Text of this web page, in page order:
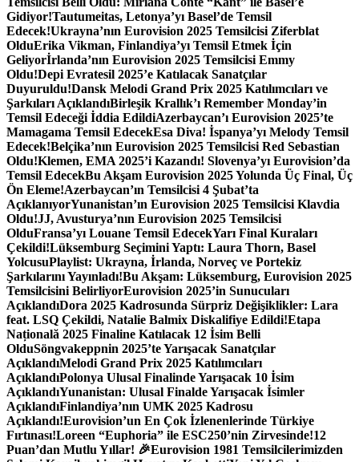
Gidiyor!Tautumeitas, Letonya’yı Basel’de Temsil
Edecek!Ukrayna’nın Eurovision 2025 Temsilcisi Ziferblat
OlduErika Vikman, Finlandiya’yı Temsil Etmek İçin
Geliyorİrlanda’nın Eurovision 2025 Temsilcisi Emmy
Oldu!Depi Evratesil 2025’e Katılacak Sanatçılar
Duyuruldu!Dansk Melodi Grand Prix 2025 Katılımcıları ve
Şarkıları AçıklandıBirleşik Krallık’ı Remember Monday’in
Temsil Edeceği İddia EdildiAzerbaycan’ı Eurovision 2025’te
Mamagama Temsil EdecekEsa Diva! İspanya’yı Melody Temsil
Edecek!Belçika’nın Eurovision 2025 Temsilcisi Red Sebastian
Oldu!Klemen, EMA 2025’i Kazandı! Slovenya’yı Eurovision’da
Temsil EdecekBu Akşam Eurovision 2025 Yolunda Üç Final, Üç
Ön Eleme!Azerbaycan’ın Temsilcisi 4 Şubat’ta
AçıklanıyorYunanistan’ın Eurovision 2025 Temsilcisi Klavdia
Oldu!JJ, Avusturya’nın Eurovision 2025 Temsilcisi
OlduFransa’yı Louane Temsil EdecekYarı Final Kuraları
Çekildi!Lüksemburg Seçimini Yaptı: Laura Thorn, Basel
YolcusuPlaylist: Ukrayna, İrlanda, Norveç ve Portekiz
Şarkılarını Yayınladı!Bu Akşam: Lüksemburg, Eurovision 2025
Temsilcisini BelirliyorEurovision 2025’in Sunucuları
AçıklandıDora 2025 Kadrosunda Sürpriz Değişiklikler: Lara
feat. LSQ Çekildi, Natalie Balmix Diskalifiye Edildi!Etapa
Națională 2025 Finaline Katılacak 12 İsim Belli
OlduSöngvakeppnin 2025’te Yarışacak Sanatçılar
AçıklandıMelodi Grand Prix 2025 Katılımcıları
AçıklandıPolonya Ulusal Finalinde Yarışacak 10 İsim
AçıklandıYunanistan: Ulusal Finalde Yarışacak İsimler
AçıklandıFinlandiya’nın UMK 2025 Kadrosu
Açıklandı!Eurovision’un En Çok İzlenenlerinde Türkiye
Fırtınası!Loreen “Euphoria” ile ESC250’nin Zirvesinde!12
Puan’dan Mutlu Yıllar! 🎉Eurovision 1981 Temsilcilerimizden